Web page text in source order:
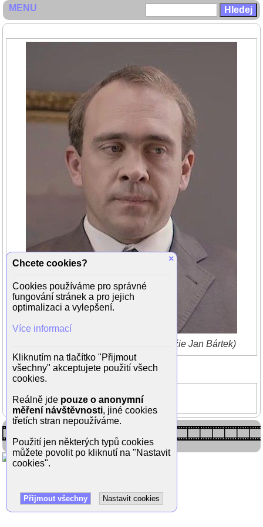
Jiří Hána v seriálu Kosmo (2016, režie Jan Bártek)
Zpět do galerie
(3/3)
Jiří Hána
MENU
×
Chcete cookies?
Cookies používáme pro správné
fungování stránek a pro jejich
optimalizaci a vylepšení.
Více informací
Kliknutím na tlačítko "Přijmout
všechny" akceptujete použití všech
cookies.
Reálně jde pouze o anonymní
měření návštěvnosti, jiné cookies
třetích stran nepoužíváme.
Použití jen některých typů cookies
můžete povolit po kliknutí na "Nastavit
cookies".
Přijmout všechny Nastavit cookies